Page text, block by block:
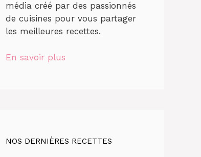
média créé par des passionnés
de cuisines pour vous partager
les meilleures recettes.
En savoir plus
NOS DERNIÈRES RECETTES